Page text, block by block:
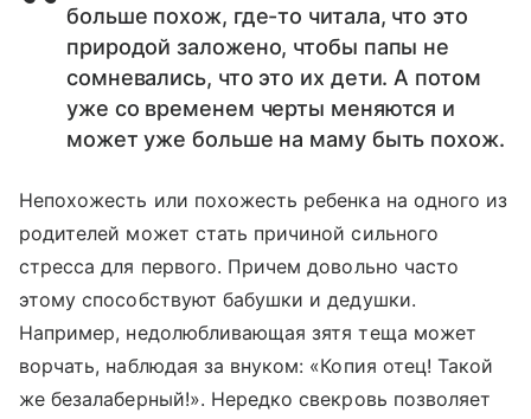
больше похож, где-то читала, что это
природой заложено, чтобы папы не
сомневались, что это их дети. А потом
уже со временем черты меняются и
может уже больше на маму быть похож.
Непохожесть или похожесть ребенка на одного из
родителей может стать причиной сильного
стресса для первого. Причем довольно часто
этому способствуют бабушки и дедушки.
Например, недолюбливающая зятя теща может
ворчать, наблюдая за внуком: «Копия отец! Такой
же безалаберный!». Нередко свекровь позволяет